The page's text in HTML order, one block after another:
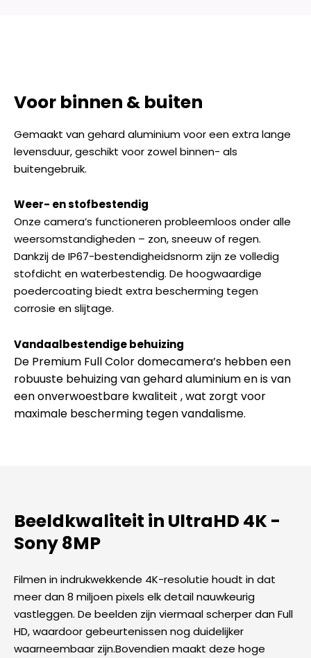
Voor binnen & buiten
Gemaakt van gehard aluminium voor een extra lange
levensduur, geschikt voor zowel binnen- als
buitengebruik.
Weer- en stofbestendig
Onze camera’s functioneren probleemloos onder alle
weersomstandigheden – zon, sneeuw of regen.
Dankzij de IP67-bestendigheidsnorm zijn ze volledig
stofdicht en waterbestendig. De hoogwaardige
poedercoating biedt extra bescherming tegen
corrosie en slijtage.
Vandaalbestendige behuizing
De Premium Full Color domecamera’s hebben een
robuuste behuizing van gehard aluminium en is van
een onverwoestbare kwaliteit , wat zorgt voor
maximale bescherming tegen vandalisme.
Beeldkwaliteit in UltraHD 4K -
Sony 8MP​
Filmen in indrukwekkende 4K-resolutie houdt in dat
meer dan 8 miljoen pixels elk detail nauwkeurig
vastleggen. De beelden zijn viermaal scherper dan Full
HD, waardoor gebeurtenissen nog duidelijker
waarneembaar zijn.Bovendien maakt deze hoge